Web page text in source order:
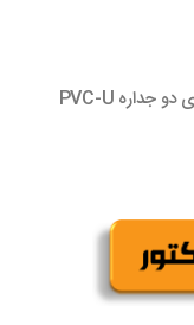
تعیین میزان مقاومت لوله و پروفیلهای و لوله های دو جداره PVC-U